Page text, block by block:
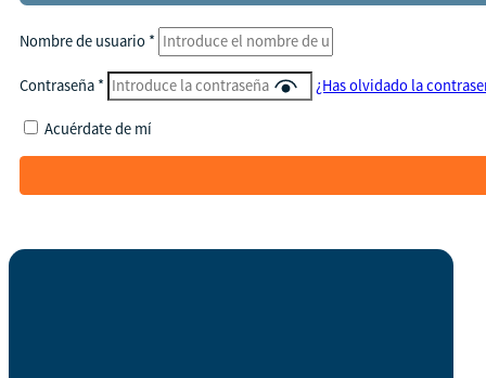
Nombre de usuario *
Contraseña * ¿Has olvidado la
Acuérdate de mí